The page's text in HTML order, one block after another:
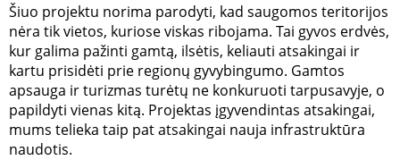
Šiuo projektu norima parodyti, kad saugomos teritorijos
nėra tik vietos, kuriose viskas ribojama. Tai gyvos erdvės,
kur galima pažinti gamtą, ilsėtis, keliauti atsakingai ir
kartu prisidėti prie regionų gyvybingumo. Gamtos
apsauga ir turizmas turėtų ne konkuruoti tarpusavyje, o
papildyti vienas kitą. Projektas įgyvendintas atsakingai,
mums telieka taip pat atsakingai nauja infrastruktūra
naudotis.